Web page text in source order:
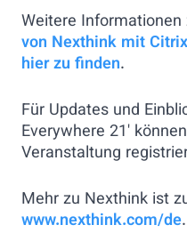
Weitere Informationen
von Nexthink mit
hier zu finden.
Für Updates und
Everywhere 21'
Veranstaltung
Mehr zu Nexthink ist
www.nexthink.com/de.